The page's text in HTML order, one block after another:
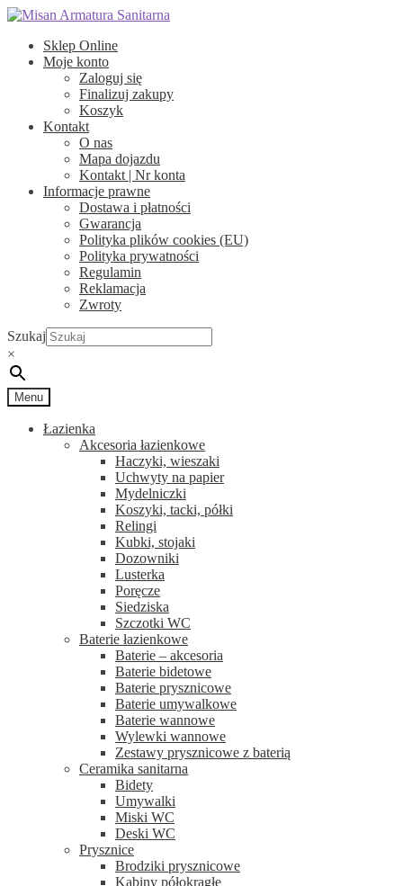
Przejdź
nawigacji
Przejdź
treści
Sklep Online
Moje konto
Zaloguj się
Finalizuj zakupy
Koszyk
Kontakt
O nas
Mapa dojazdu
Kontakt | Nr konta
Informacje prawne
Dostawa i płatności
Gwarancja
Polityka plików cookies (EU)
Polityka prywatności
Regulamin
Reklamacja
Zwroty
Szukaj
×
Menu
Łazienka
Akcesoria łazienkowe
Haczyki, wieszaki
Uchwyty na papier
Mydelniczki
Koszyki, tacki, półki
Relingi
Kubki, stojaki
Dozowniki
Lusterka
Poręcze
Siedziska
Szczotki WC
Baterie łazienkowe
Baterie – akcesoria
Baterie bidetowe
Baterie prysznicowe
Baterie umywalkowe
Baterie wannowe
Wylewki wannowe
Zestawy prysznicowe z baterią
Ceramika sanitarna
Bidety
Umywalki
Miski WC
Deski WC
Prysznice
Brodziki prysznicowe
Kabiny półokrągłe